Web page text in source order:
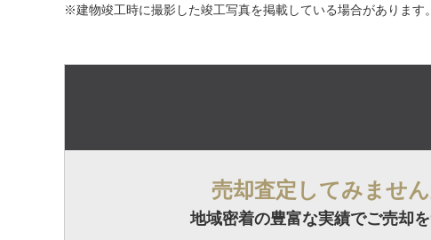
※建物竣工時に撮影した竣工写真を掲載している場合があります
売却査定してみませ
地域密着の豊富な実績でご売却